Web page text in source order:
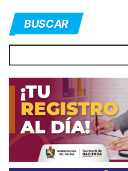
BUSCAR